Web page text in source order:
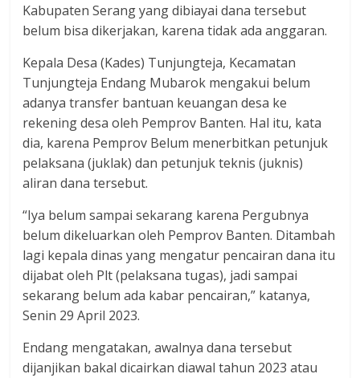
Kabupaten Serang yang dibiayai dana tersebut
belum bisa dikerjakan, karena tidak ada anggaran.
Kepala Desa (Kades) Tunjungteja, Kecamatan
Tunjungteja Endang Mubarok mengakui belum
adanya transfer bantuan keuangan desa ke
rekening desa oleh Pemprov Banten. Hal itu, kata
dia, karena Pemprov Belum menerbitkan petunjuk
pelaksana (juklak) dan petunjuk teknis (juknis)
aliran dana tersebut.
“Iya belum sampai sekarang karena Pergubnya
belum dikeluarkan oleh Pemprov Banten. Ditambah
lagi kepala dinas yang mengatur pencairan dana itu
dijabat oleh Plt (pelaksana tugas), jadi sampai
sekarang belum ada kabar pencairan,” katanya,
Senin 29 April 2023.
Endang mengatakan, awalnya dana tersebut
dijanjikan bakal dicairkan diawal tahun 2023 atau